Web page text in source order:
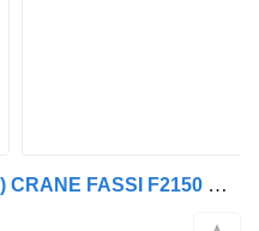
MAN TGS 41.440 8x4 + (45m!) CRANE FASSI F2150 RAL 8+6 FLY-JIB - 7x S